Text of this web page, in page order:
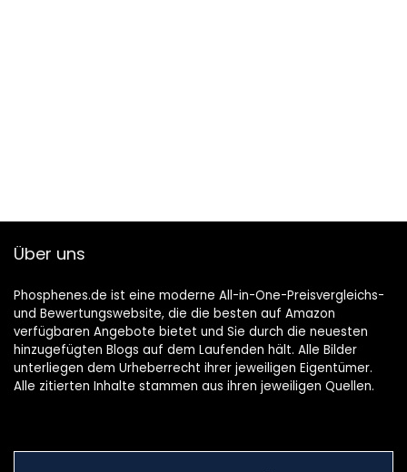
Über uns
Phosphenes.de ist eine moderne All-in-One-Preisvergleichs-
und Bewertungswebsite, die die besten auf Amazon
verfügbaren Angebote bietet und Sie durch die neuesten
hinzugefügten Blogs auf dem Laufenden hält. Alle Bilder
unterliegen dem Urheberrecht ihrer jeweiligen Eigentümer.
Alle zitierten Inhalte stammen aus ihren jeweiligen Quellen.